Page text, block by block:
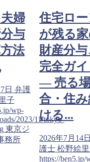
婦
与
方法
日 弁護
子
wp-
2023/11/tokyo-
東京ジ
務所
住宅ロ
が残る
財産分
完全ガ
― 売る
合・住
ける...
2026年7月14
護士 松野絵
https://ben5.jp/